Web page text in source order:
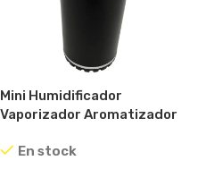
Mini Humidificador
Vaporizador Aromatizador
En stock